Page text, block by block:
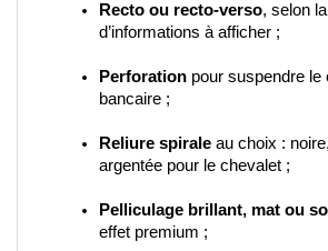
Recto ou recto-verso, selon
d’informations à afficher ;
Perforation pour suspendre le
bancaire ;
Reliure spirale au choix :
argentée pour le chevalet ;
Pelliculage brillant, mat ou
effet premium ;